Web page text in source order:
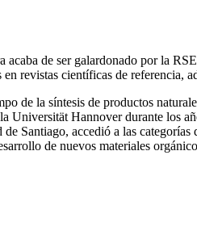
de ser galardonado por la
revistas científicas de referencia,
de la síntesis de productos
Hannover durante los
Santiago, accedió a las
de nuevos materiales